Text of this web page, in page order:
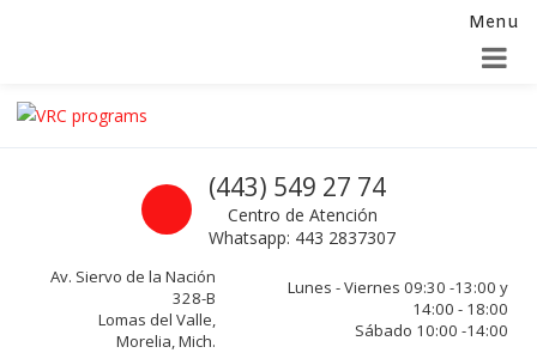
Menu
Skip to navigation
Skip to content
La seguridad de su empresa es nuestro negocio.
Call us
(443) 549 27 74
Centro de Atención
Whatsapp: 443 2837307
Av. Siervo de la Nación
328-B
Lomas del Valle,
Morelia, Mich.
Lunes - Viernes 09:30 -13:00 y
14:00 - 18:00
Sábado 10:00 -14:00